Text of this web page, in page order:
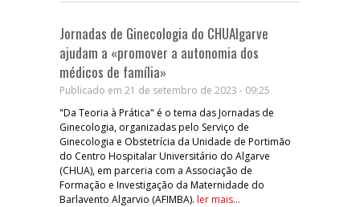
Jornadas de Ginecologia do CHUAlgarve
ajudam a «promover a autonomia dos
médicos de família»
Publicado em 21 de setembro de 2023 - 09:25
"Da Teoria à Prática" é o tema das Jornadas de
Ginecologia, organizadas pelo Serviço de
Ginecologia e Obstetrícia da Unidade de Portimão
do Centro Hospitalar Universitário do Algarve
(CHUA), em parceria com a Associação de
Formação e Investigação da Maternidade do
Barlavento Algarvio (AFIMBA). ler mais...